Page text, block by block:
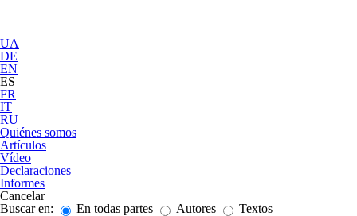
UA
DE
EN
ES
FR
IT
RU
Quiénes somos
Artículos
Vídeo
Declaraciones
Informes
Cancelar
Buscar en:
En todas partes Autores Textos